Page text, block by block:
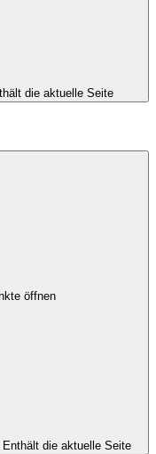
die aktuelle Seite
öffnen
Enthält die aktuelle Seite